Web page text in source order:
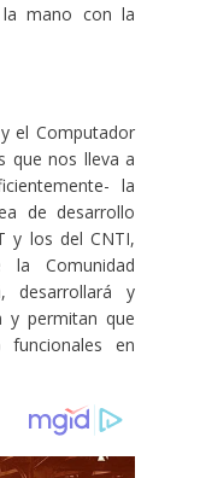
la mano con la
el Computador
que nos lleva a
la
de desarrollo
y los del CNTI,
Comunidad
desarrollará y
y permitan que
funcionales en